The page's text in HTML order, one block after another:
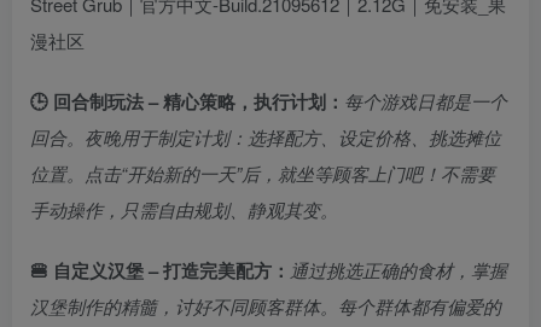
🕒 回合制玩法 – 精心策略，执行计划： 每个游戏日都是一个
回合。夜晚用于制定计划：选择配方、设定价格、挑选摊位
位置。点击“开始新的一天”后，就坐等顾客上门吧！不需要
手动操作，只需自由规划、静观其变。
🍔 自定义汉堡 – 打造完美配方： 通过挑选正确的食材，掌握
汉堡制作的精髓，讨好不同顾客群体。每个群体都有偏爱的